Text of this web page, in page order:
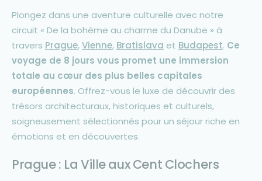
Plongez dans une aventure culturelle avec notre
circuit « De la bohème au charme du Danube » à
travers Prague,Vienne, Bratislava et Budapest. Ce
voyage de 8 jours vous promet une immersion
totale au cœur des plus belles capitales
européennes. Offrez-vous le luxe de découvrir des
trésors architecturaux, historiques et culturels,
soigneusement sélectionnés pour un séjour riche en
émotions et en découvertes.
Prague : La Ville aux Cent Clochers